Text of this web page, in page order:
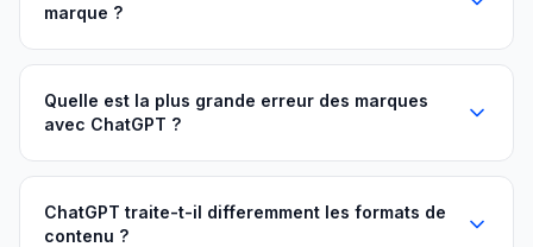
marque ?
Quelle est la plus grande erreur des marques
avec ChatGPT ?
ChatGPT traite-t-il differemment les formats de
contenu ?